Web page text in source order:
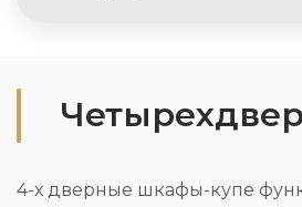
4-х дверные шкафы-купе